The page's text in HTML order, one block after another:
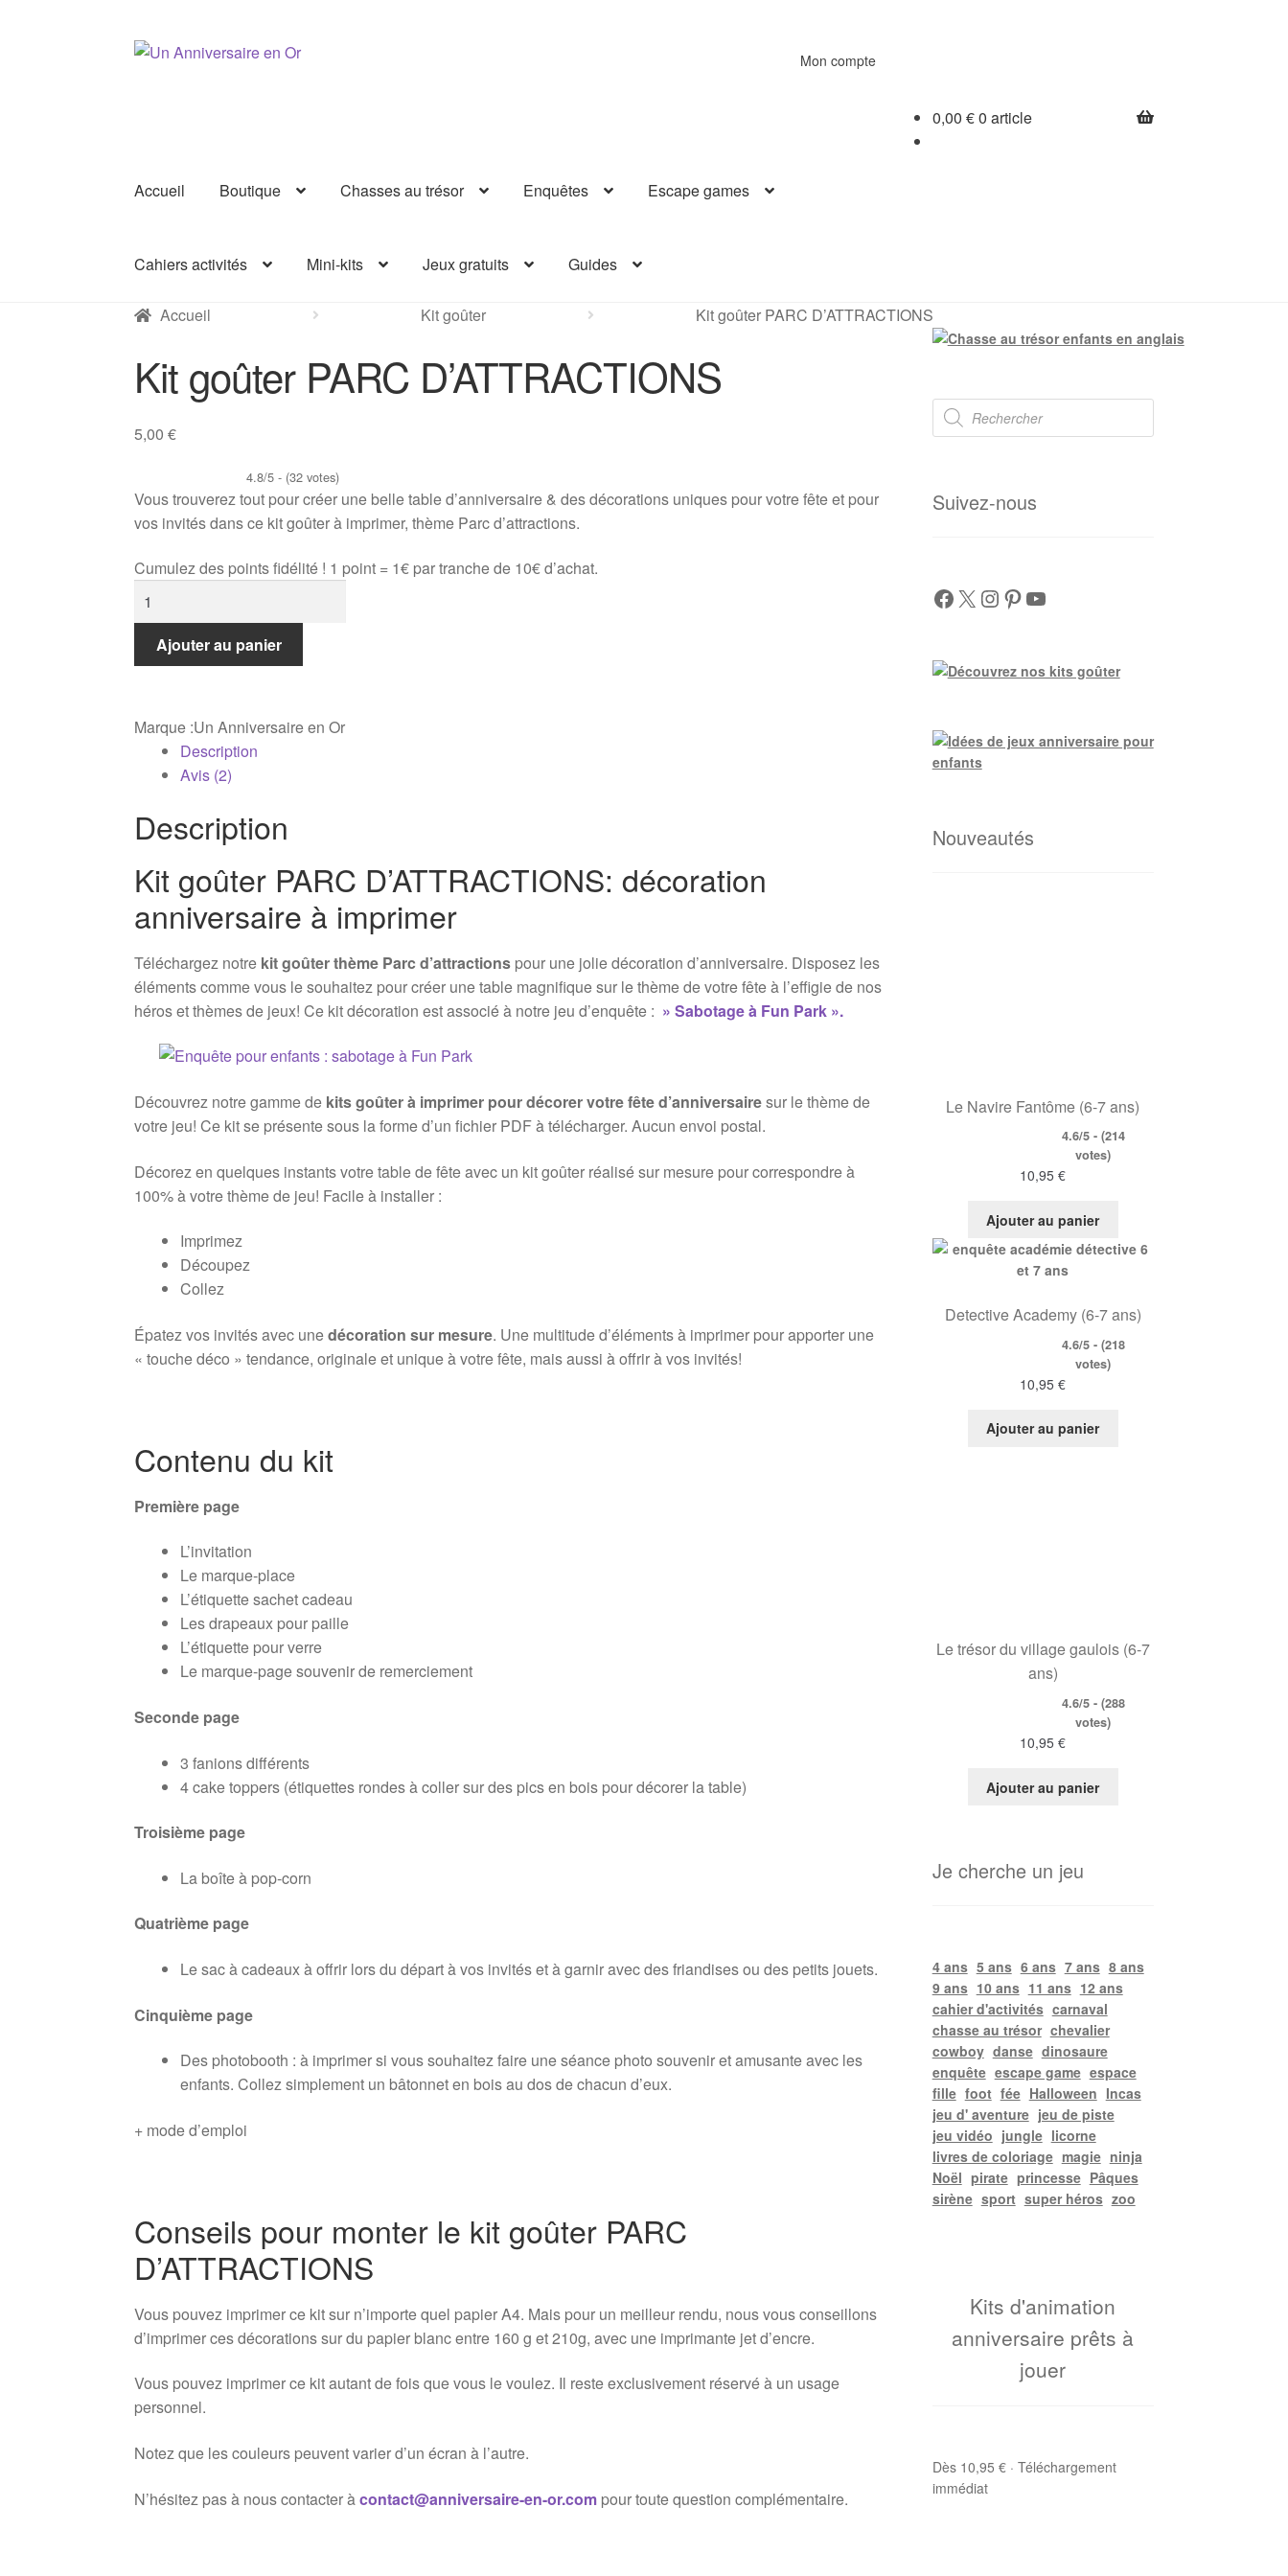
Aller
Aller
Mon compte
0,00 €0 article
Accueil Boutique Chasses au trésor Enquêtes Escape games
Cahiers activités Mini-kits Jeux gratuits Guides
Accueil Kit goûter Kit goûter PARC D’ATTRACTIONS
Kit goûter PARC D’ATTRACTIONS
5,00€
4.8/5 - (32 votes)
Vous trouverez tout pour créer une belle table d’anniversaire & des décorations uniques pour votre fête et pour
vos invités dans ce kit goûter à imprimer, thème Parc d’attractions.
Cumulez des points fidélité ! 1 point = 1€ par tranche de 10€ d’achat.
de
goûter
Ajouter au panier
Marque :Un Anniversaire en Or
Description
Avis (2)
Description
Kit goûter PARC D’ATTRACTIONS: décoration
anniversaire à imprimer
Téléchargez notre kit goûter thème Parc d’attractions pour une jolie décoration d’anniversaire. Disposez les
éléments comme vous le souhaitez pour créer une table magnifique sur le thème de votre fête à l’effigie de nos
héros et thèmes de jeux! Ce kit décoration est associé à notre jeu d’enquête : » Sabotage à Fun Park ».
Découvrez notre gamme de kits goûter à imprimer pour décorer votre fête d’anniversairesur le thème de
votre jeu! Ce kit se présente sous la forme d’un fichier PDF à télécharger. Aucun envoi postal.
Décorez en quelques instants votre table de fête avec un kit goûter réalisé sur mesure pour correspondre à
100% à votre thème de jeu! Facile à installer :
Imprimez
Découpez
Collez
Épatez vos invités avec unedécoration sur mesure. Une multitude d’éléments à imprimer pour apporter une
« touche déco » tendance, originale et unique à votre fête, mais aussi à offrir à vos invités!
Contenu du kit
Première page
L’invitation
Le marque-place
L’étiquette sachet cadeau
Les drapeaux pour paille
L’étiquette pour verre
Le marque-page souvenir de remerciement
Seconde page
3 fanions différents
4 cake toppers (étiquettes rondes à coller sur des pics en bois pour décorer la table)
Troisième page
La boîte à pop-corn
Quatrième page
Le sac à cadeaux à offrir lors du départ à vos invités et à garnir avec des friandises ou des petits jouets.
Cinquième page
Des photobooth : à imprimer si vous souhaitez faire une séance photo souvenir et amusante avec les
enfants. Collez simplement un bâtonnet en bois au dos de chacun d’eux.
+ mode d’emploi
Conseils pour monter le kit goûter PARC
D’ATTRACTIONS
Vous pouvez imprimer ce kit sur n’importe quel papier A4. Mais pour un meilleur rendu, nous vous conseillons
d’imprimer ces décorations sur du papier blanc entre 160 g et 210g, avec une imprimante jet d’encre.
Vous pouvez imprimer ce kit autant de fois que vous le voulez. Il reste exclusivement réservé à un usage
personnel.
Notez que les couleurs peuvent varier d’un écran à l’autre.
N’hésitez pas à nous contacter àcontact@anniversaire-en-or.com pour toute question complémentaire.
Recherche
de
produits
Suivez-nous
Facebook
X Instagram
Pinterest
YouTube
Nouveautés
Le Navire Fantôme (6-7 ans)
4.6/5 - (214
votes)
10,95€
Ajouter au panier
Detective Academy (6-7 ans)
4.6/5 - (218
votes)
10,95€
Ajouter au panier
Le trésor du village gaulois (6-7
ans)
4.6/5 - (288
votes)
10,95€
Ajouter au panier
Je cherche un jeu
4 ans 5 ans 6 ans 7 ans 8 ans
9 ans 10 ans 11 ans 12 ans
cahier d'activités carnaval
chasse au trésor chevalier
cowboy danse dinosaure
enquête escape game espace
fille foot fée Halloween Incas
jeu d' aventure jeu de piste
jeu vidéo jungle licorne
livres de coloriage magie ninja
Noël pirate princesse Pâques
sirène sport super héros zoo
Kits d'animation
anniversaire prêts à
jouer
Dès 10,95 € · Téléchargement
immédiat